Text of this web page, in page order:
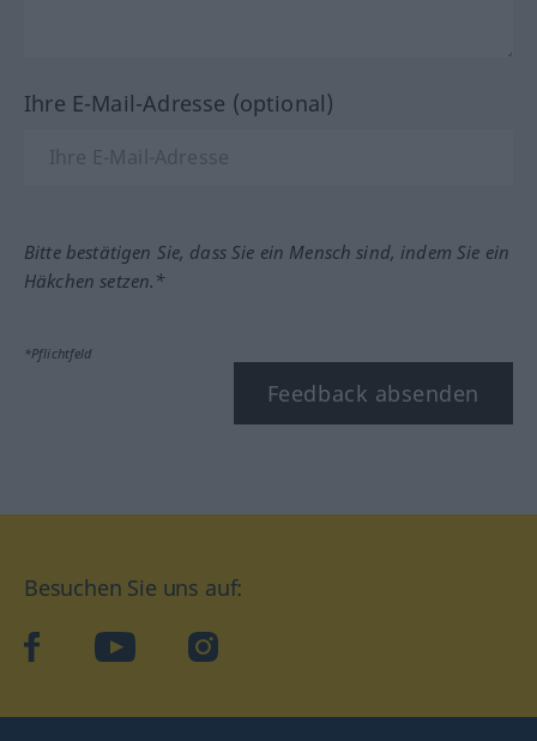
Ihre E-Mail-Adresse (optional)
Bitte bestätigen Sie, dass Sie ein Mensch sind, indem Sie ein
Häkchen setzen.*
*Pflichtfeld
Feedback absenden
Besuchen Sie uns auf:
facebookYouTube Instagram